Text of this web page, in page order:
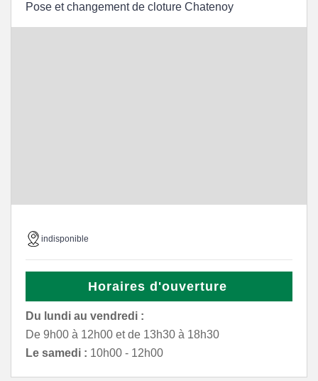
Pose et changement de cloture Chatenoy
indisponible
Horaires d'ouverture
Du lundi au vendredi :
De 9h00 à 12h00 et de 13h30 à 18h30
Le samedi : 10h00 - 12h00